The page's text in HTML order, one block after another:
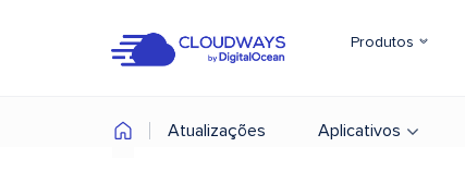
Produtos
Atualizações Aplicativos